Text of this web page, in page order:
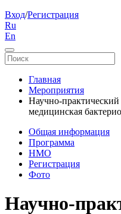
Вход/Регистрация
Ru
En
Главная
Мероприятия
Научно-
медицинская
Общая информация
Программа
НМО
Регистрация
Фото
Научно-